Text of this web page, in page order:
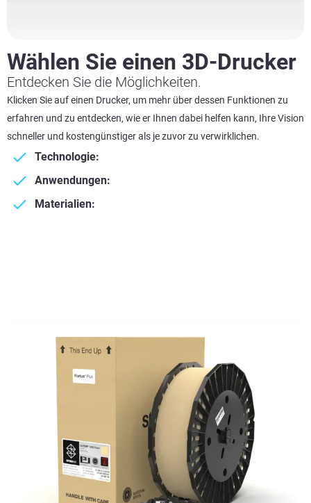
Wählen Sie einen 3D-Drucker
Entdecken Sie die Möglichkeiten.
Klicken Sie auf einen Drucker, um mehr über dessen Funktionen zu
erfahren und zu entdecken, wie er Ihnen dabei helfen kann, Ihre Vision
schneller und kostengünstiger als je zuvor zu verwirklichen.
Technologie:
Anwendungen:
Materialien: